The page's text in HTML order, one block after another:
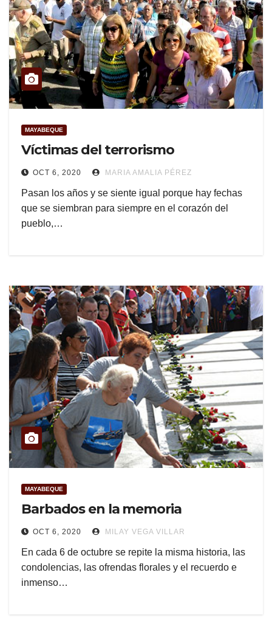
MAYABEQUE
Víctimas del terrorismo
OCT 6, 2020 MARIA AMALIA PÉREZ
Pasan los años y se siente igual porque hay fechas
que se siembran para siempre en el corazón del
pueblo,…
MAYABEQUE
Barbados en la memoria
OCT 6, 2020 MILAY VEGA VILLAR
En cada 6 de octubre se repite la misma historia, las
condolencias, las ofrendas florales y el recuerdo e
inmenso…